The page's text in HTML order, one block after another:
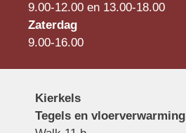
9.00-12.00 en 13.00-18.00
Zaterdag
9.00-16.00
Kierkels
Tegels en vloerverwarming